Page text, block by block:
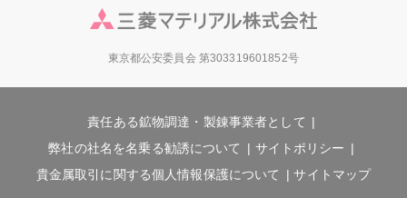
東京都公安委員会 第303319601852号
責任ある鉱物調達・製錬事業者として
弊社の社名を名乗る勧誘について
サイトポリシー
貴金属取引に関する個人情報保護について
サイトマップ